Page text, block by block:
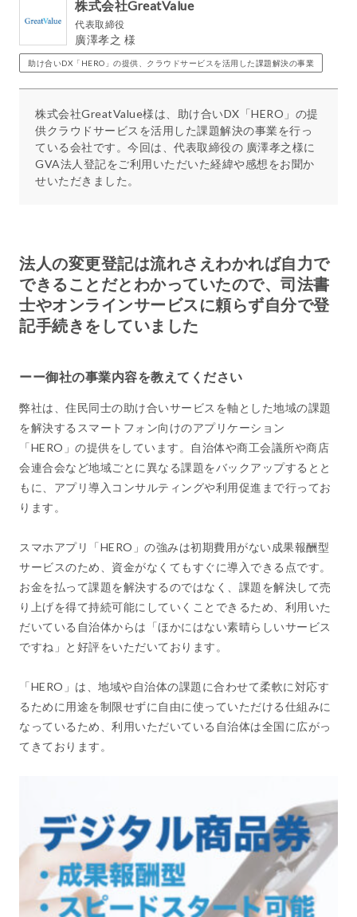
株式会社GreatValue
代表取締役
廣澤孝之 様
助け合いDX「HERO」の提供、クラウドサービスを活用した課題解決の事業
株式会社GreatValue様は、助け合いDX「HERO」の提
供クラウドサービスを活用した課題解決の事業を行っ
ている会社です。今回は、代表取締役の 廣澤孝之様に
GVA法人登記をご利用いただいた経緯や感想をお聞か
せいただきました。
法人の変更登記は流れさえわかれば自力で
できることだとわかっていたので、司法書
士やオンラインサービスに頼らず自分で登
記手続きをしていました
ーー御社の事業内容を教えてください
弊社は、住民同士の助け合いサービスを軸とした地域の課題
を解決するスマートフォン向けのアプリケーション
「HERO」の提供をしています。自治体や商工会議所や商店
会連合会など地域ごとに異なる課題をバックアップするとと
もに、アプリ導入コンサルティングや利用促進まで行ってお
ります。
スマホアプリ「HERO」の強みは初期費用がない成果報酬型
サービスのため、資金がなくてもすぐに導入できる点です。
お金を払って課題を解決するのではなく、課題を解決して売
り上げを得て持続可能にしていくことできるため、利用いた
だいている自治体からは「ほかにはない素晴らしいサービス
ですね」と好評をいただいております。
「HERO」は、地域や自治体の課題に合わせて柔軟に対応す
るために用途を制限せずに自由に使っていただける仕組みに
なっているため、利用いただいている自治体は全国に広がっ
てきております。